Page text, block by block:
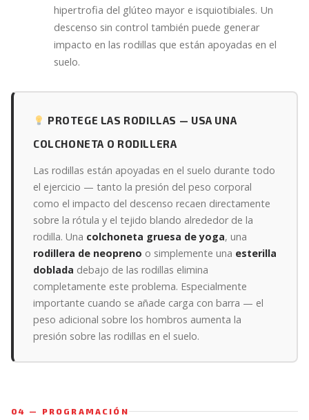
hipertrofia del glúteo mayor e isquiotibiales. Un
descenso sin control también puede generar
impacto en las rodillas que están apoyadas en el
suelo.
PROTEGE LAS RODILLAS — USA UNA
COLCHONETA O RODILLERA
Las rodillas están apoyadas en el suelo durante todo
el ejercicio — tanto la presión del peso corporal
como el impacto del descenso recaen directamente
sobre la rótula y el tejido blando alrededor de la
rodilla. Una colchoneta gruesa de yoga, una
rodillera de neopreno o simplemente una esterilla
doblada debajo de las rodillas elimina
completamente este problema. Especialmente
importante cuando se añade carga con barra — el
peso adicional sobre los hombros aumenta la
presión sobre las rodillas en el suelo.
04 — PROGRAMACIÓN